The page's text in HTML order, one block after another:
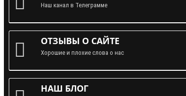
Наш канал в Телеграмме
ОТЗЫВЫ О САЙТЕ
Хорошие и плохие слова о нас
НАШ БЛОГ